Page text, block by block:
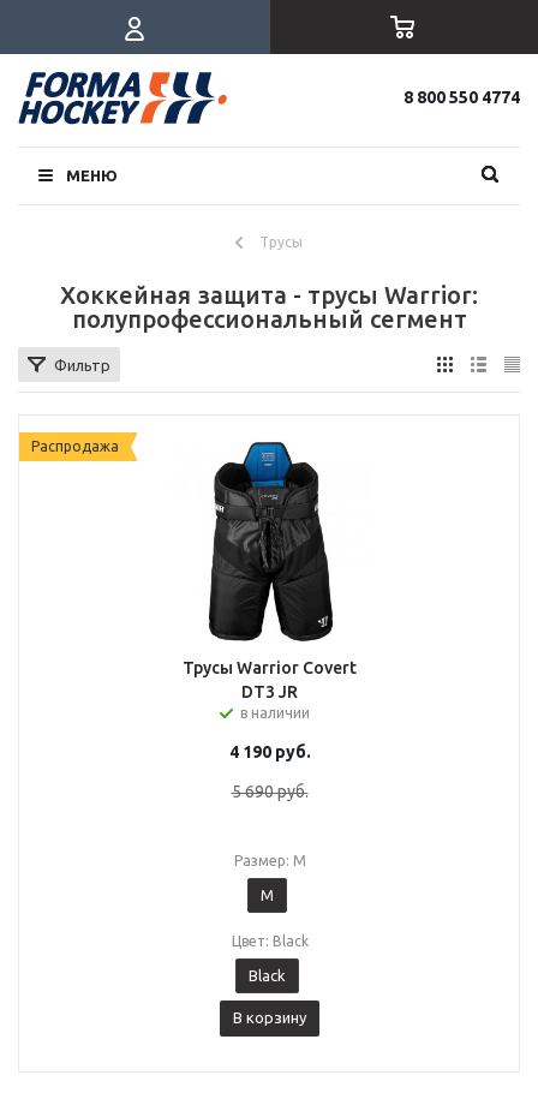
8 800 550 4774
МЕНЮ
Трусы
Хоккейная защита - трусы Warrior:
полупрофессиональный сегмент
Фильтр
Распродажа
Трусы Warrior Covert
DT3 JR
в наличии
4 190руб.
5 690руб.
Размер: M
M
Цвет: Black
Black
В корзину